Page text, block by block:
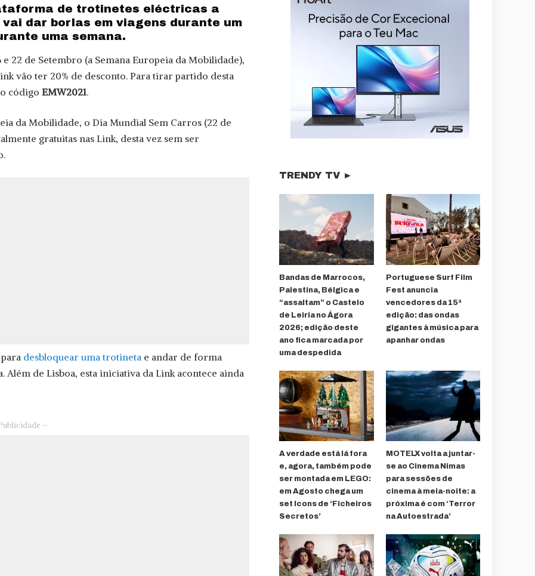
de trotinetes eléctricas a
dar borlas em viagens durante um
uma semana.
22 de Setembro (a Semana Europeia da Mobilidade),
vão ter 20% de desconto. Para tirar partido desta
código EMW2021.
da Mobilidade, o Dia Mundial Sem Carros (22 de
gratuitas nas Link, desta vez sem ser
desbloquear uma trotineta e andar de forma
Além de Lisboa, esta iniciativa da Link acontece ainda
–
TRENDY TV ►
Bandas de Marrocos,
Palestina, Bélgica e
“assaltam” o Castelo
de Leiria no Ágora
2026; edição deste
ano fica marcada por
uma despedida
Portuguese Surf Film
Fest anuncia
vencedores da 15ª
edição: das ondas
gigantes à música para
apanhar ondas
A verdade está lá fora
e, agora, também pode
ser montada em LEGO:
em Agosto chega um
set Icons de ‘Ficheiros
Secretos’
MOTELX volta a juntar-
se ao Cinema Nimas
para sessões de
cinema à meia-noite: a
próxima é com ‘Terror
na Autoestrada’